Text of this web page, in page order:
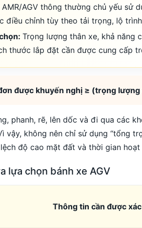
AMR/AGV thông thường chủ yếu sử
điều chỉnh tùy theo tải trọng, lộ
Trọng lượng thân xe, khả năng
thước lắp đặt cần được cung cấp
được khuyến nghị ≥ (trọng
phanh, rẽ, lên dốc và đi qua các
vậy, không nên chỉ sử dụng “tổng
độ cao mặt đất và thời gian
lựa chọn bánh xe AGV
Thông tin cần được